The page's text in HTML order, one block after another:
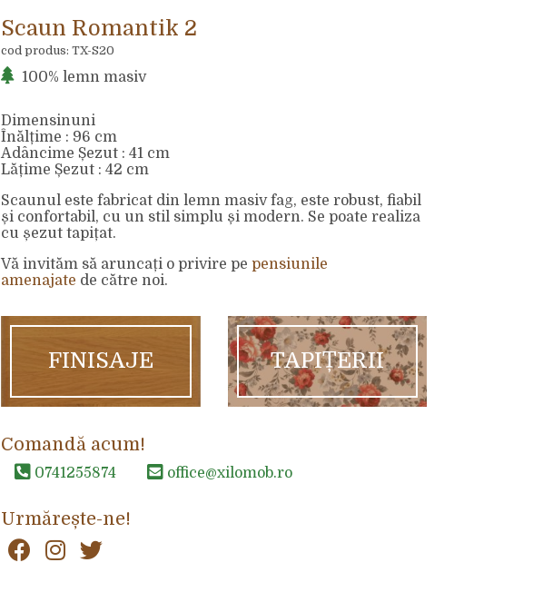
Scaun Romantik 2
cod produs: TX-S20
100% lemn masiv
Dimensinuni
Înălțime : 96 cm
Adâncime Șezut : 41 cm
Lățime Șezut : 42 cm
Scaunul este fabricat din lemn masiv fag, este robust, fiabil
și confortabil, cu un stil simplu și modern. Se poate realiza
cu șezut tapițat.
Vă invităm să aruncați o privire pepensiunile
amenajate de către noi.
FINISAJE TAPIȚERII
Comandă acum!
0741255874 office@xilomob.ro
Urmărește-ne!